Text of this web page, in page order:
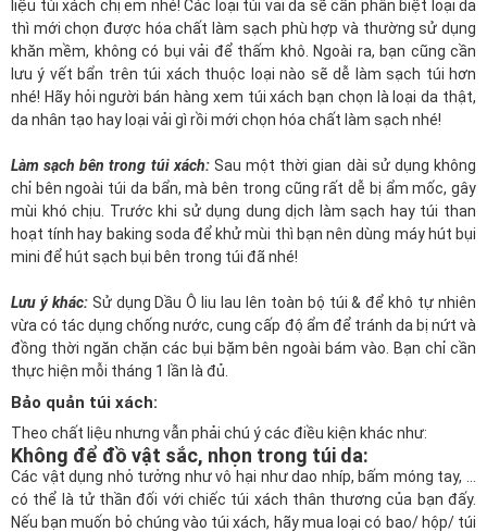
liệu túi xách chị em nhé! Các loại túi vải da sẽ cần phân biệt loại da
thì mới chọn được hóa chất làm sạch phù hợp và thường sử dụng
khăn mềm, không có bụi vải để thấm khô. Ngoài ra, bạn cũng cần
lưu ý vết bẩn trên túi xách thuộc loại nào sẽ dễ làm sạch túi hơn
nhé! Hãy hỏi người bán hàng xem túi xách bạn chọn là loại da thật,
da nhân tạo hay loại vải gì rồi mới chọn hóa chất làm sạch nhé!
Làm sạch bên trong túi xách:Sau một thời gian dài sử dụng không
chỉ bên ngoài túi da bẩn, mà bên trong cũng rất dễ bị ẩm mốc, gây
mùi khó chịu. Trước khi sử dụng dung dịch làm sạch hay túi than
hoạt tính hay baking soda để khử mùi thì bạn nên dùng máy hút bụi
mini để hút sạch bụi bên trong túi đã nhé!
Lưu ý khác: Sử dụng Dầu Ô liu lau lên toàn bộ túi & để khô tự nhiên
vừa có tác dụng chống nước, cung cấp độ ẩm để tránh da bị nứt và
đồng thời ngăn chặn các bụi bặm bên ngoài bám vào. Bạn chỉ cần
thực hiện mỗi tháng 1 lần là đủ.
Bảo quản túi xách:
Theo chất liệu nhưng vẫn phải chú ý các điều kiện khác như:
Không để đồ vật sắc, nhọn trong túi da:
Các vật dụng nhỏ tưởng như vô hại như dao nhíp, bấm móng tay, ...
có thể là tử thần đối với chiếc túi xách thân thương của bạn đấy.
Nếu bạn muốn bỏ chúng vào túi xách, hãy mua loại có bao/ hộp/ túi